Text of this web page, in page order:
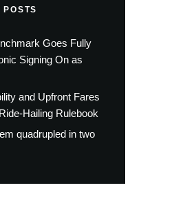
POSTS
Goes Fully
Signing On as
and Upfront Fares
Hailing Rulebook
quadrupled in two